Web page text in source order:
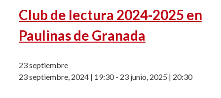
Club de lectura 2024-2025 en
Paulinas de Granada
23 septiembre
23 septiembre, 2024 | 19:30- 23 junio, 2025 | 20:30